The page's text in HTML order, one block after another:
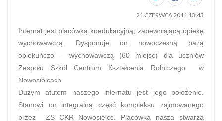
21 CZERWCA 2011 13:43
Internat jest placówką koedukacyjną, zapewniającą opiekę
wychowawczą. Dysponuje on nowoczesną bazą
opiekuńczo – wychowawczą (60 miejsc) dla uczniów
Zespołu Szkół Centrum Kształcenia Rolniczego w
Nowosielcach.
Dużym atutem naszego internatu jest jego położenie.
Stanowi on integralną część kompleksu zajmowanego
przez ZS CKR Nowosielce. Placówka nasza stwarza